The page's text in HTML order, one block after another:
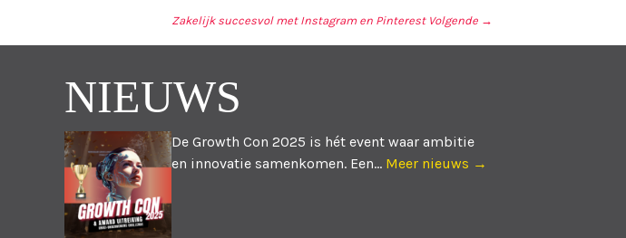
Zakelijk succesvol met Instagram en Pinterest Volgende →
NIEUWS
De Growth Con 2025 is hét event waar ambitie
en innovatie samenkomen. Een... Meer nieuws →